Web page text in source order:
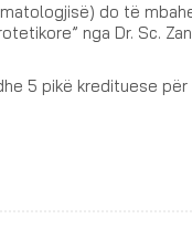
do të
nga Dr. Sc.
5 pikë kredituese për